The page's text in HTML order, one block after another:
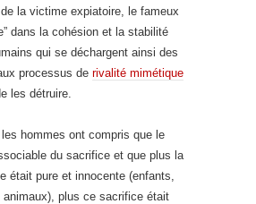
la victime expiatoire, le fameux
dans la cohésion et la stabilité
qui se déchargent ainsi des
processus de rivalité mimétique
les détruire.
hommes ont compris que le
du sacrifice et que plus la
était pure et innocente (enfants,
animaux), plus ce sacrifice était